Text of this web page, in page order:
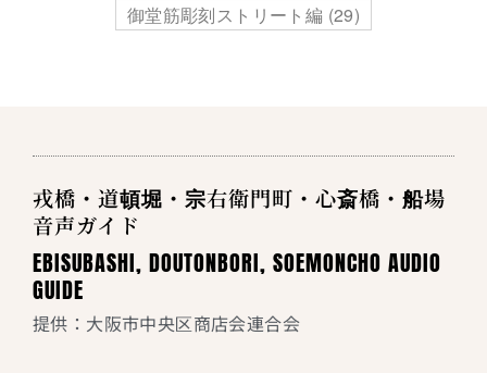
御堂筋彫刻ストリート編 (29)
戎橋・道頓堀・宗右衛門町・心斎橋・船場
音声ガイド
EBISUBASHI, DOUTONBORI, SOEMONCHO AUDIO
GUIDE
提供：大阪市中央区商店会連合会